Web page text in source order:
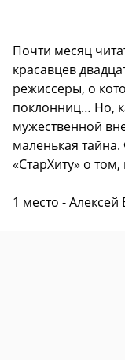
Почти месяц
красавцев
режиссеры, о
поклонниц… Но,
мужественной
маленькая
«СтарХиту» о
1 место -